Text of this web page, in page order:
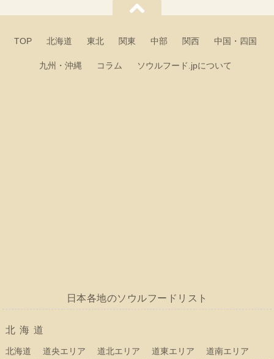
TOP 北海道 東北 関東 中部 関西 中国・四国
九州・沖縄 コラム ソウルフード.jpについて
日本各地のソウルフードリスト
北海道
北海道 道央エリア 道北エリア 道東エリア 道南エリア